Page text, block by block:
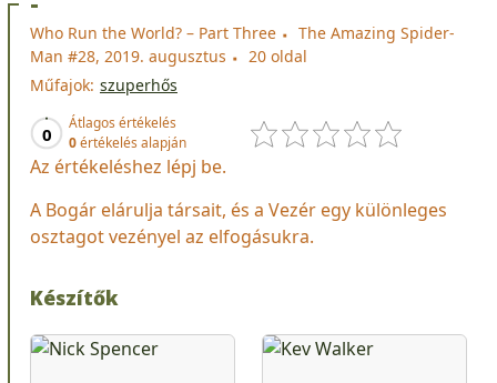
Who Run the World? – Part Three
The Amazing Spider-
Man #28, 2019. augusztus
20 oldal
Műfajok: szuperhős
0
Átlagos értékelés
0értékelés alapján
Az értékeléshez lépj be.
A Bogár elárulja társait, és a Vezér egy különleges
osztagot vezényel az elfogásukra.
Készítők